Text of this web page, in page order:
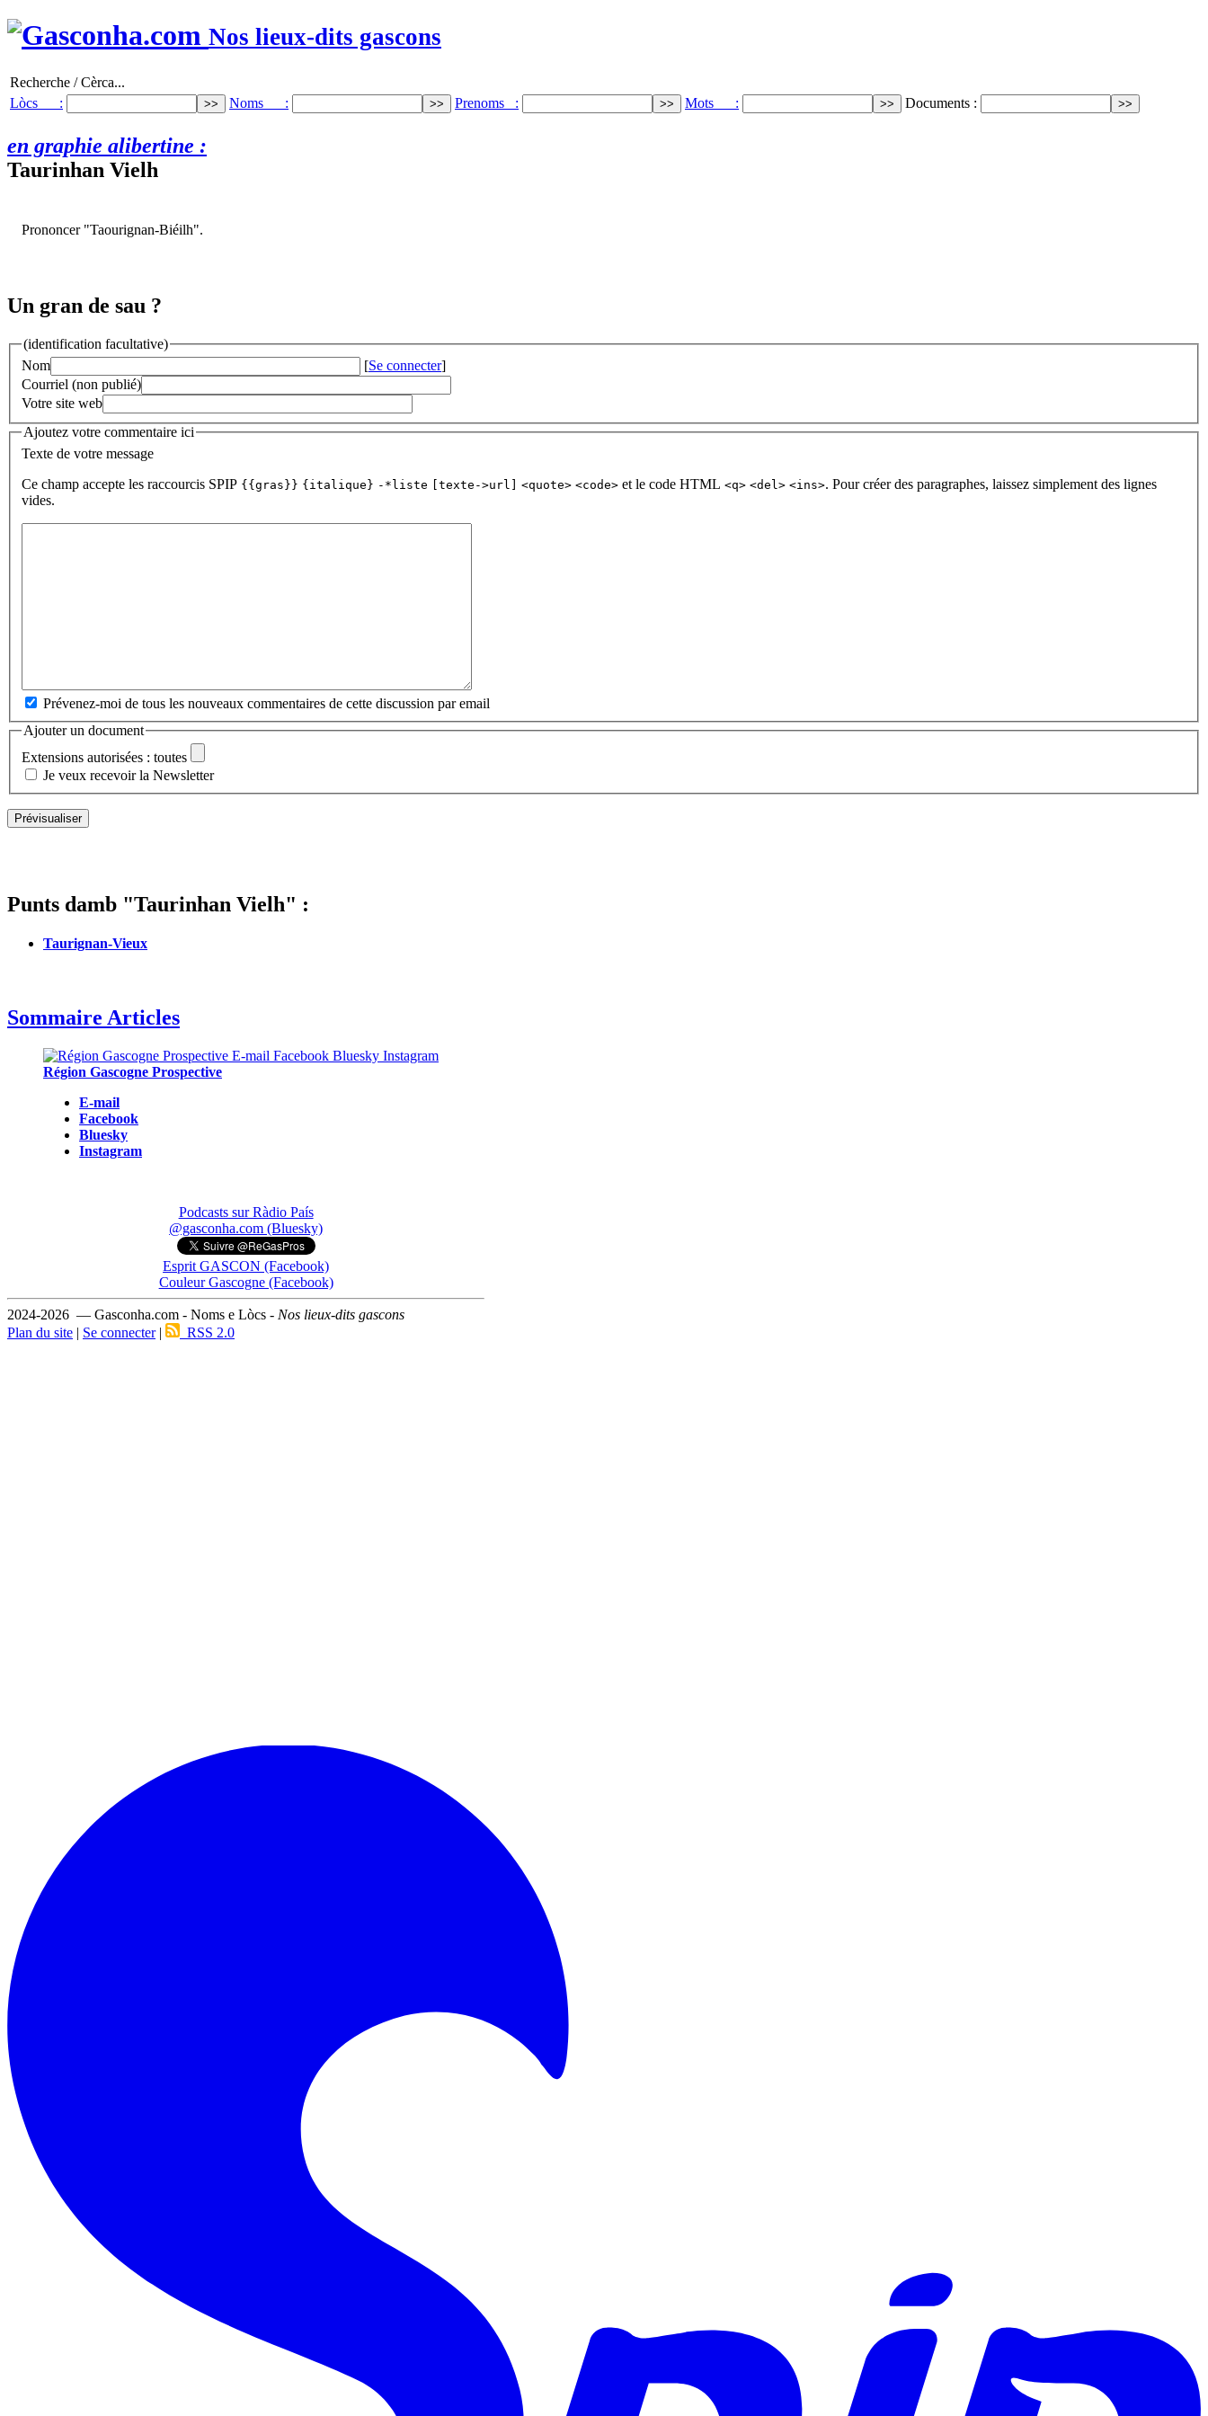
Nos lieux-dits gascons
Recherche / Cèrca...
Lòcs :
Noms : Prenoms : Mots : Documents :
en graphie alibertine :
Taurinhan Vielh
Prononcer "Taourignan-Biéilh".
Un gran de sau ?
(identification facultative)
Nom
[Se connecter]
Courriel (non publié)
Votre site web
Ajoutez votre commentaire ici
Texte de votre message
Ce champ accepte les raccourcis SPIP {{gras}} {italique} -*liste [texte->url] <quote> <code> et le code HTML <q> <del> <ins>. Pour créer des paragraphes, laissez simplement des lignes
vides.
Prévenez-moi de tous les nouveaux commentaires de cette discussion par email
Ajouter un document
Extensions autorisées : toutes
Je veux recevoir la Newsletter
Punts damb "Taurinhan Vielh" :
Taurignan-Vieux
Sommaire Articles
Région Gascogne Prospective
E-mail
Facebook
Bluesky
Instagram
Podcasts sur Ràdio País
@gasconha.com (Bluesky)
Esprit GASCON (Facebook)
Couleur Gascogne (Facebook)
2024-2026 — Gasconha.com - Noms e Lòcs - Nos lieux-dits gascons
Plan du site | Se connecter| RSS 2.0